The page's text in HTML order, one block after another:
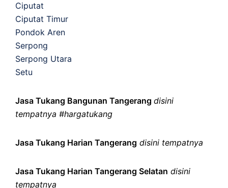
Ciputat
Ciputat Timur
Pondok Aren
Serpong
Serpong Utara
Setu
Jasa Tukang Bangunan Tangerang disini
tempatnya #hargatukang
Jasa Tukang Harian Tangerang disini tempatnya
Jasa Tukang Harian Tangerang Selatan disini
tempatnya